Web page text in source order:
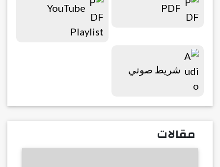
YouTube
Playlist
شريط صوتي
مقالات